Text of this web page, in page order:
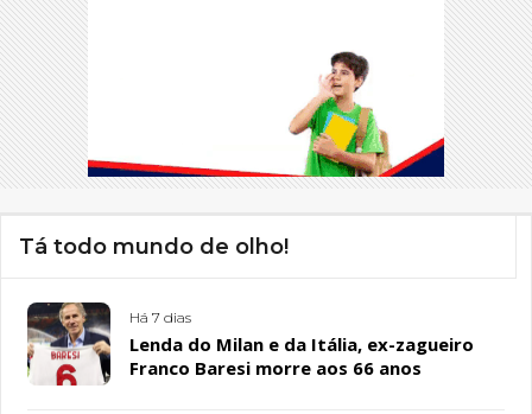
Tá todo mundo de olho!
Há 7 dias
Lenda do Milan e da Itália, ex-zagueiro
Franco Baresi morre aos 66 anos